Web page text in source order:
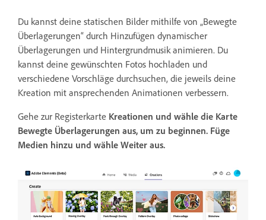
Du kannst deine statischen Bilder mithilfe von „Bewegte
Überlagerungen“ durch Hinzufügen dynamischer
Überlagerungen und Hintergrundmusik animieren. Du
kannst deine gewünschten Fotos hochladen und
verschiedene Vorschläge durchsuchen, die jeweils deine
Kreation mit ansprechenden Animationen verbessern.
Gehe zur Registerkarte Kreationen und wähle die Karte
Bewegte Überlagerungen aus, um zu beginnen. Füge
Medien hinzu und wähle Weiter aus.